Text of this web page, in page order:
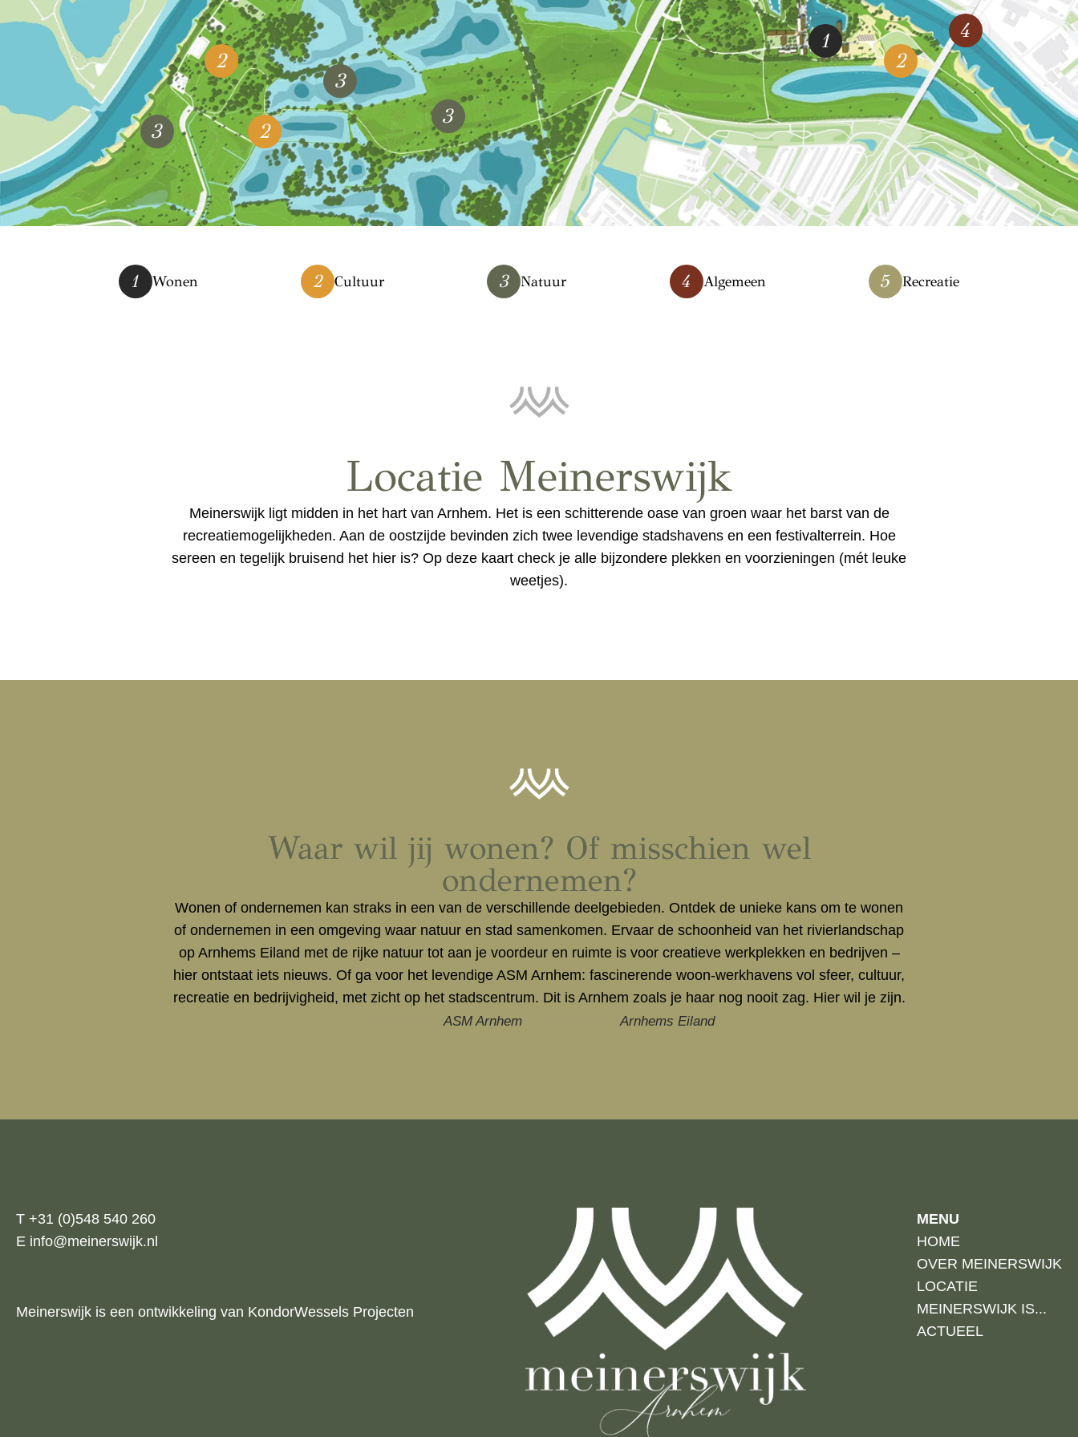
3
3
3
2
2
2
1 4
1 Wonen 2 Cultuur 3 Natuur 4 Algemeen 5 Recreatie
Locatie Meinerswijk
Meinerswijk ligt midden in het hart van Arnhem. Het is een schitterende oase van groen waar het barst van de
recreatiemogelijkheden. Aan de oostzijde bevinden zich twee levendige stadshavens en een festivalterrein. Hoe
sereen en tegelijk bruisend het hier is? Op deze kaart check je alle bijzondere plekken en voorzieningen (mét leuke
weetjes).
Waar wil jij wonen? Of misschien wel
ondernemen?
Wonen of ondernemen kan straks in een van de verschillende deelgebieden. Ontdek de unieke kans om te wonen
of ondernemen in een omgeving waar natuur en stad samenkomen. Ervaar de schoonheid van het rivierlandschap
op Arnhems Eiland met de rijke natuur tot aan je voordeur en ruimte is voor creatieve werkplekken en bedrijven –
hier ontstaat iets nieuws. Of ga voor het levendige ASM Arnhem: fascinerende woon-werkhavens vol sfeer, cultuur,
recreatie en bedrijvigheid, met zicht op het stadscentrum. Dit is Arnhem zoals je haar nog nooit zag. Hier wil je zijn.
ASM Arnhem Arnhems Eiland
T +31 (0)548 540 260
E info@meinerswijk.nl
Meinerswijk is een ontwikkeling van KondorWessels Projecten
MENU
HOME
OVER MEINERSWIJK
LOCATIE
MEINERSWIJK IS...
ACTUEEL